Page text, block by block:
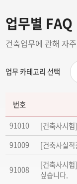
업무별 FAQ
건축업무에 관해 자
업무 카테고리 선택
번호
91010
[건축사시
91009
[건축사실
91008
[건축사시
싶습니다.